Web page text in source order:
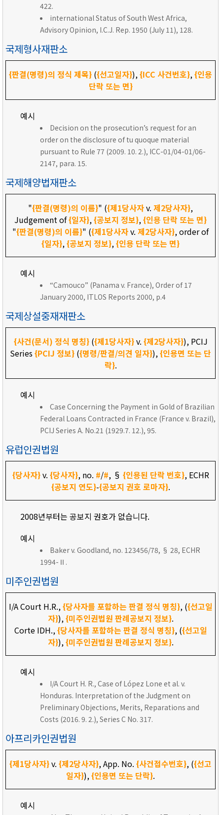
422.
international Status of South West Africa,
Advisory Opinion, I.C.J. Rep. 1950 (July 11), 128.
국제형사재판소
{판결(명령)의 정식 제목} ({선고일자}),{ICC 사건번호},{인용
단락 또는 면}
예시
Decision on the prosecution’s request for an
order on the disclosure of tu quoque material
pursuant to Rule 77 (2009. 10. 2.), ICC-01/04-01/06-
2147, para. 15.
국제해양법재판소
"{판결(명령)의 이름}" ({제1당사자v. 제2당사자},
Judgement of{일자},{공보지 정보},{인용 단락 또는 면}
"{판결(명령)의 이름}" ({제1당사자v. 제2당사자}, order of
{일자},{공보지 정보},{인용 단락 또는 면}
예시
“Camouco” (Panama v. France), Order of 17
January 2000, ITLOS Reports 2000, p.4
국제상설중재재판소
{사건(문서) 정식 명칭}({제1당사자}v. {제2당사자}), PCIJ
Series{PCIJ 정보} ({명령/판결/의견 일자}),{인용면 또는 단
락}.
예시
Case Concerning the Payment in Gold of Brazilian
Federal Loans Contracted in France (France v. Brazil),
PCIJ Series A. No.21 (1929.7. 12.), 95.
유럽인권법원
{당사자}v. {당사자}, no. #/#, § {인용된 단락 번호}, ECHR
{공보지 연도}-{공보지 권호 로마자}.
2008년부터는 공보지 권호가 없습니다.
예시
Baker v. Goodland, no. 123456/78, § 28, ECHR
1994-Ⅱ.
미주인권법원
I/A Court H.R.,{당사자를 포함하는 판결 정식 명칭}, ({선고일
자}),{미주인권법원 판례공보지 정보}.
Corte IDH.,{당사자를 포함하는 판결 정식 명칭}, ({선고일
자}),{미주인권법원 판례공보지 정보}.
예시
I/A Court H. R., Case of López Lone et al. v.
Honduras. Interpretation of the Judgment on
Preliminary Objections, Merits, Reparations and
Costs (2016. 9. 2.), Series C No. 317.
아프리카인권법원
{제1당사자}v. {제2당사자}, App. No. {사건접수번호}, ({선고
일자}),{인용면 또는 단락}.
예시